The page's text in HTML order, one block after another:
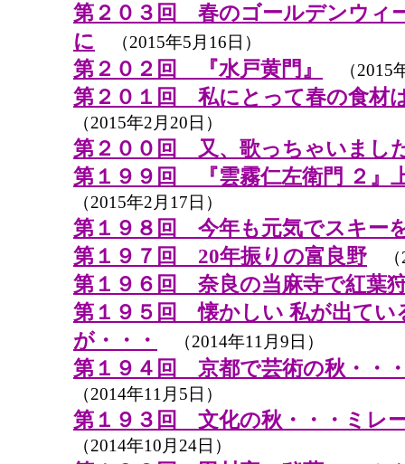
第２０３回 春のゴールデンウィ
に （2015年5月16日）
第２０２回 『水戸黄門』 （2015
第２０１回 私にとって春の食材
（2015年2月20日）
第２００回 又、歌っちゃいまし
第１９９回 『雲霧仁左衛門 ２』
（2015年2月17日）
第１９８回 今年も元気でスキー
第１９７回 20年振りの富良野 （
第１９６回 奈良の当麻寺で紅葉
第１９５回 懐かしい 私が出てい
が・・・
（2014年11月9日）
第１９４回 京都で芸術の秋・・
（2014年11月5日）
第１９３回 文化の秋・・・ミレ
（2014年10月24日）